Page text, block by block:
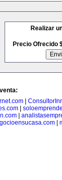
Realizar
Precio Ofrecido
|